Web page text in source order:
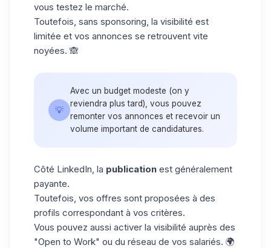
vous testez le marché.
Toutefois, sans sponsoring, la visibilité est
limitée et vos annonces se retrouvent vite
noyées. 🙈
💡
Avec un budget modeste (on y
reviendra plus tard), vous pouvez
remonter vos annonces et recevoir un
volume important de candidatures.
Côté LinkedIn, la publication est généralement
payante.
Toutefois, vos offres sont proposées à des
profils correspondant à vos critères.
Vous pouvez aussi activer la visibilité auprès des
"Open to Work" ou du réseau de vos salariés. 🌍